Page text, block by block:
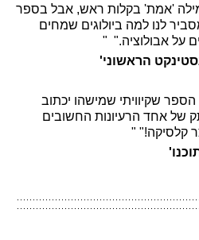
'אמת' בקלות ראש, אבל בספר
לנו למה ביולוגים שמחים
אבולוציה." "
הראשוני'
שקיוויתי שמישהו יכתוב
של אחד הרעיונות החשובים
קלסיקה!" "